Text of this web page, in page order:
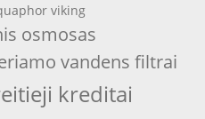
viking
osmosas
vandens filtrai
kreditai